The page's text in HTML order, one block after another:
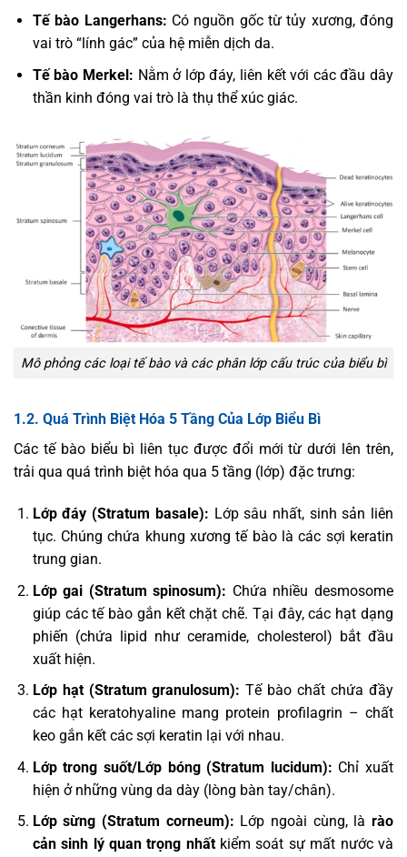
Tế bào Langerhans: Có nguồn gốc từ tủy xương, đóng
vai trò “lính gác” của hệ miễn dịch da.
Tế bào Merkel: Nằm ở lớp đáy, liên kết với các đầu dây
thần kinh đóng vai trò là thụ thể xúc giác.
Mô phỏng các loại tế bào và các phân lớp cấu trúc của biểu bì
1.2. Quá Trình Biệt Hóa 5 Tầng Của Lớp Biểu Bì
Các tế bào biểu bì liên tục được đổi mới từ dưới lên trên,
trải qua quá trình biệt hóa qua 5 tầng (lớp) đặc trưng:
Lớp đáy (Stratum basale): Lớp sâu nhất, sinh sản liên
tục. Chúng chứa khung xương tế bào là các sợi keratin
trung gian.
Lớp gai (Stratum spinosum): Chứa nhiều desmosome
giúp các tế bào gắn kết chặt chẽ. Tại đây, các hạt dạng
phiến (chứa lipid như ceramide, cholesterol) bắt đầu
xuất hiện.
Lớp hạt (Stratum granulosum): Tế bào chất chứa đầy
các hạt keratohyaline mang protein profilagrin – chất
keo gắn kết các sợi keratin lại với nhau.
Lớp trong suốt/Lớp bóng (Stratum lucidum): Chỉ xuất
hiện ở những vùng da dày (lòng bàn tay/chân).
Lớp sừng (Stratum corneum): Lớp ngoài cùng, làrào
cản sinh lý quan trọng nhấtkiểm soát sự mất nước và